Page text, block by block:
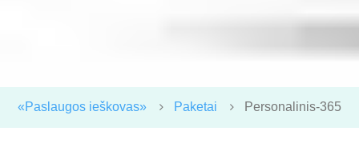
«Paslaugos ieškovas» Paketai Personalinis-365